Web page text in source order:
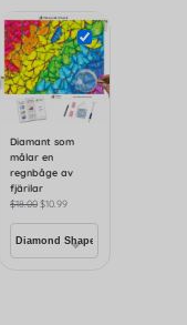
Diamant som
målar en
regnbåge av
fjärilar
$18.00$10.99